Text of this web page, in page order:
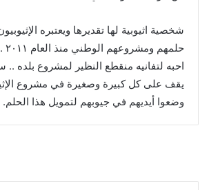
شخصية اثيوبية لها تقديرها ويعتبره
احبه لتفانيه منقطع النظير لمشروع بلده
يقف على كل كبيرة وصغيرة في مشروع
وضعوا أيديهم في جيوبهم لتمويل هذا الحلم.